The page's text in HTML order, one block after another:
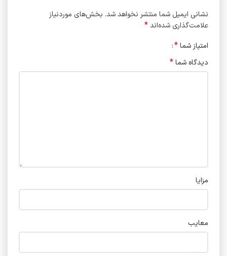
نشانی ایمیل شما منتشر نخواهد شد. بخش‌های موردنیاز
علامت‌گذاری شده‌اند*
امتیاز شما*
دیدگاه شما*
مزایا
معایب